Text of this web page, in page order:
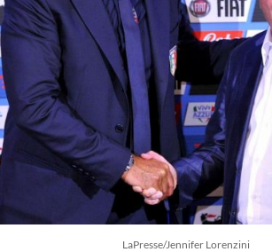
LaPresse/Jennifer Lorenzini